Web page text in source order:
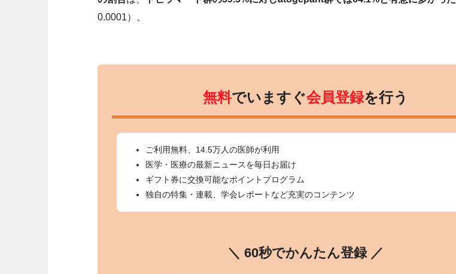
0.0001）。
無料でいますぐ会員登録を行う
ご利用無料、14.5万人の医師が利用
医学・医療の最新ニュースを毎日お届け
ギフト券に交換可能なポイントプログラム
独自の特集・連載、学会レポートなど充実のコンテンツ
＼ 60秒でかんたん登録 ／